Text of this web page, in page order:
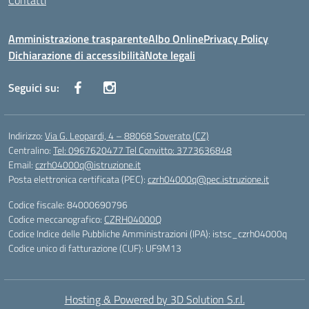
Amministrazione trasparenteAlbo OnlinePrivacy Policy
Dichiarazione di accessibilitàNote legali
Seguici su:
Indirizzo:Via G. Leopardi, 4 – 88068 Soverato (CZ)
Centralino:Tel: 0967620477 Tel Convitto: 3773636848
Email:czrh04000q@istruzione.it
Posta elettronica certificata (PEC):czrh04000q@pec.istruzione.it
Codice fiscale: 84000690796
Codice meccanografico: CZRH04000Q
Codice Indice delle Pubbliche Amministrazioni (IPA): istsc_czrh04000q
Codice unico di fatturazione (CUF): UF9M13
Hosting & Powered by 3D Solution S.r.l.